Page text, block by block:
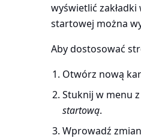
wyświetlić
startowej można
Aby dostosować
Otwórz nową
Stuknij w menu
startową.
Wprowadź